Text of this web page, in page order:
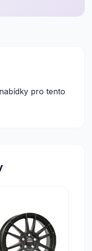
pro tento